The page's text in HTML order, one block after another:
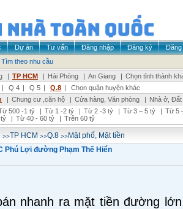
Dự án Tư vấn Đăng nhập Đăng ký
Đăng
Tìm theo nhu cầu
| TP HCM | Hải Phòng | An Giang | Chọn tỉnh thành
| Q 4 | Q 5 | Q.8 |
Chọn quận huyện khác
| Chung cư ,căn hộ | Cửa hàng, Văn phòng | Nhà ở,
500 -1 tỷ | Từ 1 -2 tỷ | Từ 2 -3 tỷ | Từ 3 – 5 tỷ | Từ 5
| Từ 40 - 60 tỷ | Trên 60 tỷ
>>TP HCM >>Q.8 >>Mặt phố, Mặt tiền
Phú Lợi đường Phạm Thế Hiển
nhanh ra mặt tiền đường